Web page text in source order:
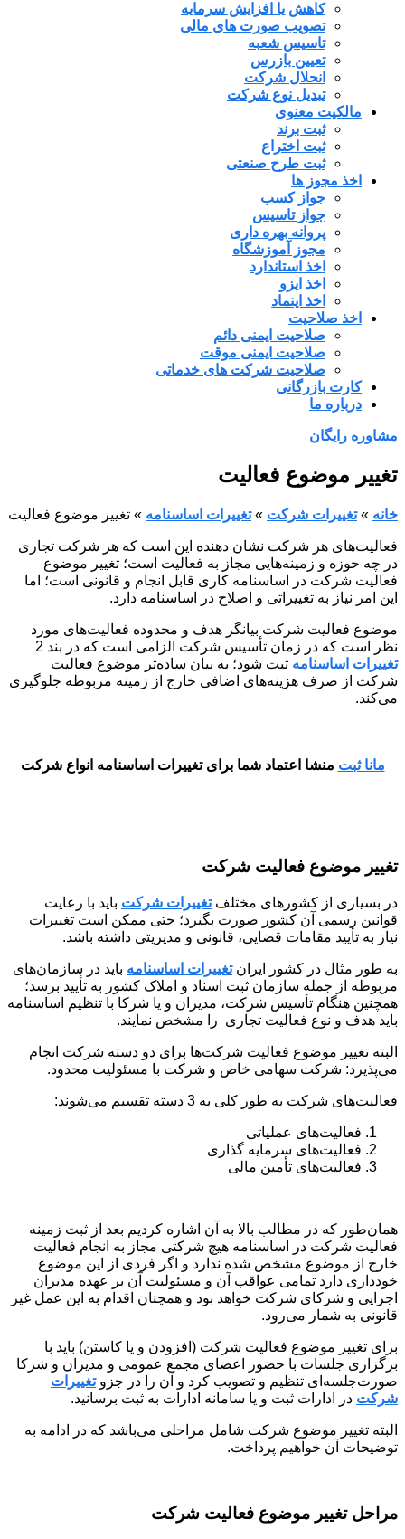
کاهش یا افزایش سرمایه
تصویب صورت های مالی
تاسیس شعبه
تعیین بازرس
انحلال شرکت
تبدیل نوع شرکت
مالکیت معنوی
ثبت برند
ثبت اختراع
ثبت طرح صنعتی
اخذ مجوز ها
جواز کسب
جواز تاسیس
پروانه بهره داری
مجوز آموزشگاه
اخذ استاندارد
اخذ ایزو
اخذ اینماد
اخذ صلاحیت
صلاحیت ایمنی دائم
صلاحیت ایمنی موقت
صلاحیت شرکت های خدماتی
کارت بازرگانی
درباره ما
مشاوره رایگان
تغییر موضوع فعالیت
خانه »تغییرات شرکت »تغییرات اساسنامه » تغییر موضوع فعالیت
فعالیت‌های هر شرکت نشان دهنده این است که هر شرکت تجاری
در چه حوزه و زمینه‌هایی مجاز به فعالیت است؛ تغییر موضوع
فعالیت شرکت در اساسنامه کاری قابل انجام و قانونی است؛ اما
این امر نیاز به تغییراتی و اصلاح در اساسنامه دارد.
موضوع فعالیت شرکت بیانگر هدف و محدوده فعالیت‌های مورد
نظر است که در زمان تأسیس شرکت الزامی است که در بند 2
تغییرات اساسنامه ثبت شود؛ به بیان ساده‌تر موضوع فعالیت
شرکت از صرف هزینه‌های اضافی خارج از زمینه مربوطه جلوگیری
می‌کند.
مانا ثبت منشا اعتماد شما برای تغییرات اساسنامه انواع شرکت
تغییر موضوع فعالیت شرکت
در بسیاری از کشورهای مختلفتغییرات شرکت باید با رعایت
قوانین رسمی آن کشور صورت بگیرد؛ حتی ممکن است تغییرات
نیاز به تأیید مقامات قضایی، قانونی و مدیریتی داشته باشد.
به طور مثال در کشور ایرانتغییرات اساسنامه باید در سازمان‌های
مربوطه از جمله سازمان ثبت اسناد و املاک کشور به تأیید برسد؛
همچنین هنگام تأسیس شرکت، مدیران و یا شرکا با تنظیم اساسنامه
باید هدف و نوع فعالیت تجاری را مشخص نمایند.
البته تغییر موضوع فعالیت شرکت‌ها برای دو دسته شرکت انجام
می‌پذیرد: شرکت سهامی خاص و شرکت با مسئولیت محدود.
فعالیت‌های شرکت به طور کلی به 3 دسته تقسیم می‌شوند:
فعالیت‌های عملیاتی
فعالیت‌های سرمایه گذاری
فعالیت‌های تأمین مالی
همان‌طور که در مطالب بالا به آن اشاره کردیم بعد از ثبت زمینه
فعالیت شرکت در اساسنامه هیچ شرکتی مجاز به انجام فعالیت
خارج از موضوع مشخص شده ندارد و اگر فردی از این موضوع
خودداری دارد تمامی عواقب آن و مسئولیت آن بر عهده مدیران
اجرایی و شرکای شرکت خواهد بود و همچنان اقدام به این عمل غیر
قانونی به شمار می‌رود.
برای تغییر موضوع فعالیت شرکت (افزودن و یا کاستن) باید با
برگزاری جلسات با حضور اعضای مجمع عمومی و مدیران و شرکا
صورت‌جلسه‌ای تنظیم و تصویب کرد و آن را در جزوتغییرات
شرکت در ادارات ثبت و یا سامانه ادارات به ثبت برسانید.
البته تغییر موضوع شرکت شامل مراحلی می‌باشد که در ادامه به
توضیحات آن خواهیم پرداخت.
مراحل تغییر موضوع فعالیت شرکت